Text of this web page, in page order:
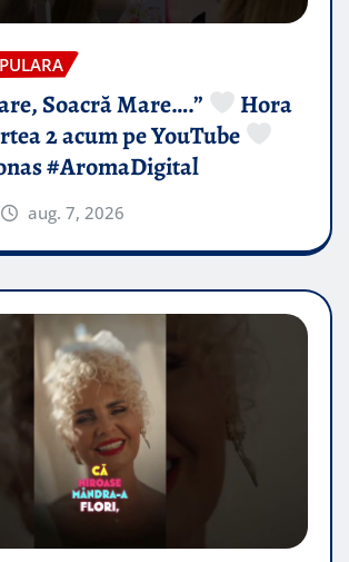
Soacră Mare….”
Hora
2 acum pe YouTube
#AromaDigital
aug. 7, 2026